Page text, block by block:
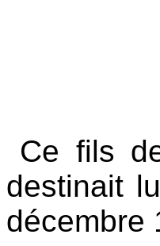
Ce fils
destinait
décembre